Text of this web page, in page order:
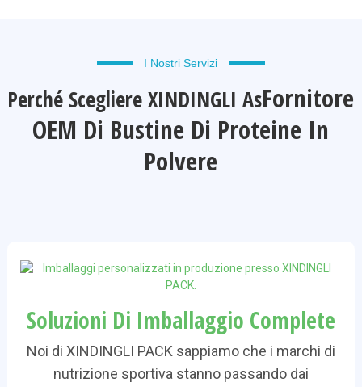
I Nostri Servizi
Perché Scegliere XINDINGLI AsFornitore
OEM Di Bustine Di Proteine ​​in
Polvere
Soluzioni Di Imballaggio Complete
Noi di XINDINGLI PACK sappiamo che i marchi di
nutrizione sportiva stanno passando dai